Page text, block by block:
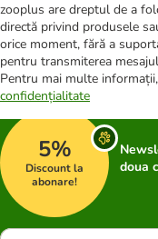
zooplus are dreptul de a
directă privind produsele
orice moment, fără a
pentru transmiterea
Pentru mai multe
confidențialitate
5%
Discount la
abonare!
doua